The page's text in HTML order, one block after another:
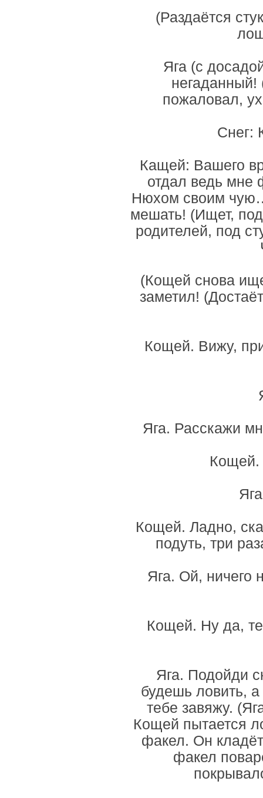
(Раздаётся
Яга (с
пожаловал,
Снег:
Кащей: Вашего
отдал ведь мне
Нюхом своим
мешать! (Ищет,
родителей, под
(Кощей снова
заметил!
Кощей. Вижу,
Яга. Расскажи
Кощей.
Кощей. Ладно,
подуть, три
Яга. Ой, ничего
Кощей. Ну да,
Яга. Подойди
будешь ловить, а
тебе завяжу.
Кощей пытается
факел. Он
факел